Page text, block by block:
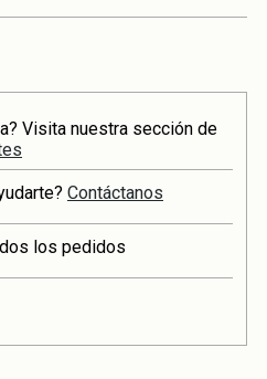
Visita nuestra sección de
Contáctanos
los pedidos